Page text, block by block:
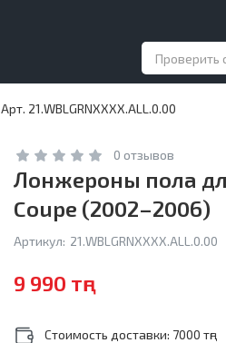
Арт. 21.WBLGRNXXXX.ALL.0.00
0 отзывов
Лонжероны пола
Coupe (2002–2006)
Артикул: 21.WBLGRNXXXX.ALL.0.00
9 990 тңг
Стоимость доставки: 7000 тңг